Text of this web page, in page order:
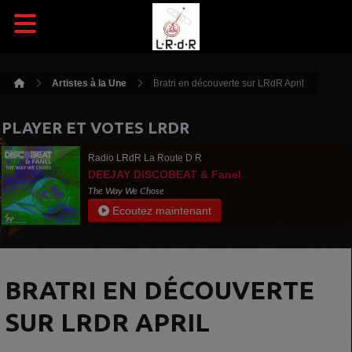
Artistes à la Une Bratri en découverte sur LRdR April
PLAYER ET VOTES LRDR
Radio LRdR La Route D R
DEEJAY DISCOBEAT & Fanel
The Way We Chose
Ecoutez maintenant
BRATRI EN DÉCOUVERTE
SUR LRDR APRIL